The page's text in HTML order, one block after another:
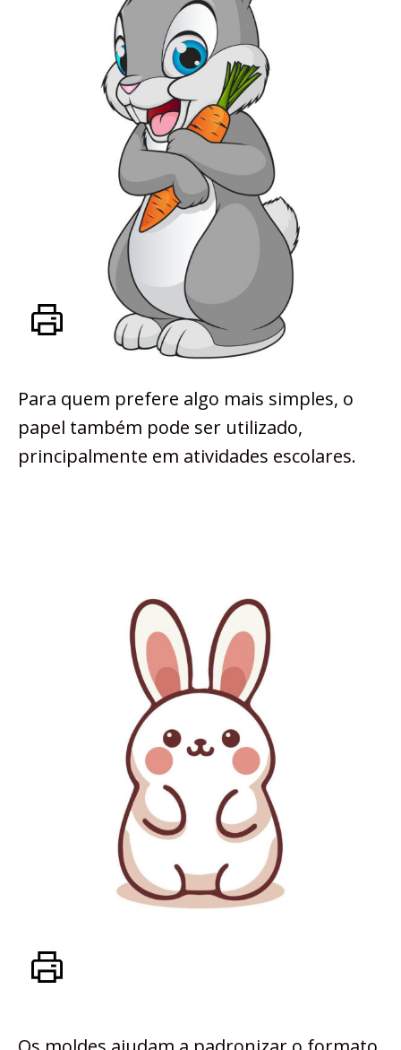
Para quem prefere algo mais simples, o
papel também pode ser utilizado,
principalmente em atividades escolares.